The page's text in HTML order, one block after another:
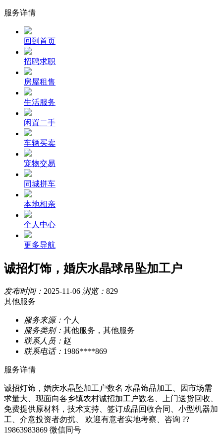
服务详情
回到首页
招聘求职
房屋租售
生活服务
闲置二手
车辆买卖
宠物交易
同城拼车
本地相亲
个人中心
更多导航
诚招灯饰，婚庆水晶球吊坠加工户
发布时间： 2025-11-06 浏览： 829
其他服务
服务来源： 个人
服务类别： 其他服务，其他服务
联系人员： 赵
联系电话： 1986****869
服务详情
诚招灯饰，婚庆水晶坠加工户数名 水晶饰品加工、因市场需
求量大、现面向各乡镇农村诚招加工户数名、上门送货回收、
免费提供原材料，技术支持、签订成品回收合同、小型机器加
工、介意投资者勿扰、 欢迎有意者实地考察、咨询 ??
19863983869 微信同号